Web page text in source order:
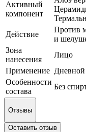
Активный
компонент
Действие
Против
и
Зона
нанесения
Лицо
Применение
Особенности
состава
Без
Отзывы
Оставить отзыв